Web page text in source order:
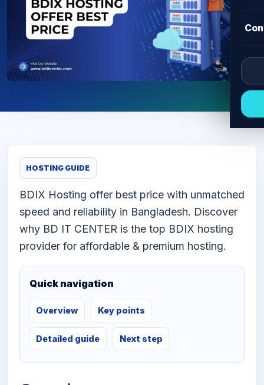
HOSTING GUIDE
BDIX Hosting offer best price with unmatched
speed and reliability in Bangladesh. Discover
why BD IT CENTER is the top BDIX hosting
provider for affordable & premium hosting.
Quick navigation
Overview Key points
Detailed guide Next step